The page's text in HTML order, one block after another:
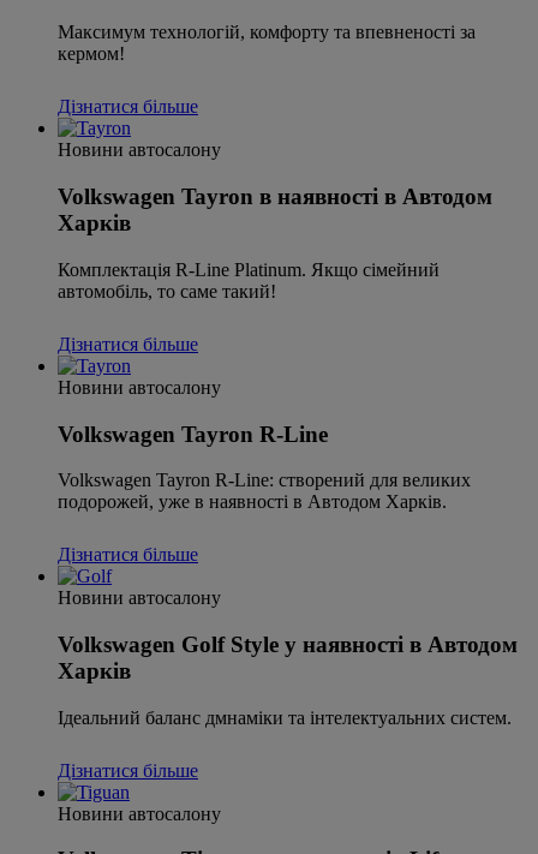
Максимум технологій, комфорту та впевненості за
кермом!
Дізнатися більше
Новини автосалону
Volkswagen Tayron в наявності в Автодом
Харків
Комплектація R-Line Platinum. Якщо сімейний
автомобіль, то саме такий!
Дізнатися більше
Новини автосалону
Volkswagen Tayron R-Line
Volkswagen Tayron R-Line: створений для великих
подорожей, уже в наявності в Автодом Харків.
Дізнатися більше
Новини автосалону
Volkswagen Golf Style у наявності в Автодом
Харків
Ідеальний баланс дмнаміки та інтелектуальних систем.
Дізнатися більше
Новини автосалону